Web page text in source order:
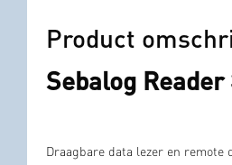
Product
Sebalog Reader
Draagbare data lezer en remote